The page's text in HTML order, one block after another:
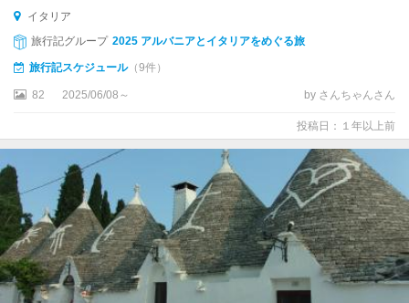
タ
カ
タ
ー
カ
ノ
ー
ザ
・
デ
ィ
・
イタリア
旅行記グループ 2025 アルバニアとイタリアをめぐる旅
旅行記スケジュール（9件）
82 2025/06/08～ by さんちゃんさん
投稿日：１年以上前